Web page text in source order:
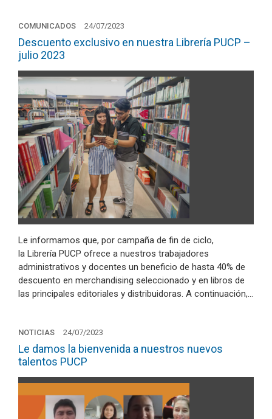
COMUNICADOS 24/07/2023
Descuento exclusivo en nuestra Librería PUCP –
julio 2023
Le informamos que, por campaña de fin de ciclo,
la Librería PUCP ofrece a nuestros trabajadores
administrativos y docentes un beneficio de hasta 40% de
descuento en merchandising seleccionado y en libros de
las principales editoriales y distribuidoras. A continuación,…
NOTICIAS 24/07/2023
Le damos la bienvenida a nuestros nuevos
talentos PUCP